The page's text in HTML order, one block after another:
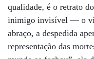
qualidade, é o retrato
inimigo invisível — o
abraço, a despedida
representação das